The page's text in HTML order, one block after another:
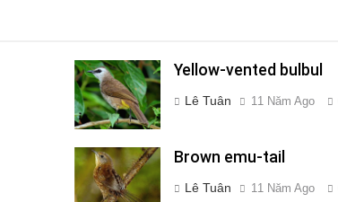
Yellow-vented bulbul
Lê Tuân 11 Năm Ago
Brown emu-tail
Lê Tuân 11 Năm Ago